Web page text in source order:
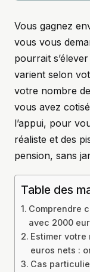
Vous gagnez
vous vous
pourrait
varient selon
votre nombre
vous avez
l’appui, pour
réaliste et des
pension, sans
Table des
Comprendre
avec 2000
Estimer
euros nets :
Cas